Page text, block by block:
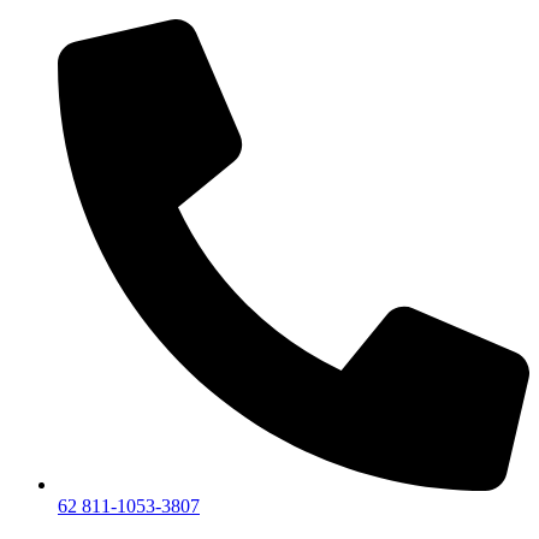
konten
62 811-1053-3807